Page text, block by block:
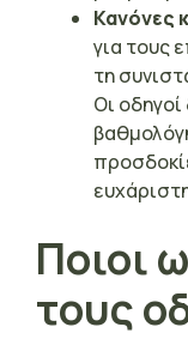
Κανόνες
για τους
τη
Οι
Ποιοι
τους